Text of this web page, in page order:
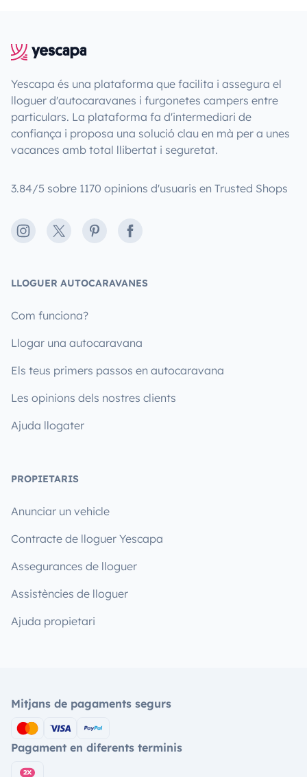
Yescapa és una plataforma que facilita i assegura el
lloguer d'autocaravanes i furgonetes campers entre
particulars. La plataforma fa d'intermediari de
confiança i proposa una solució clau en mà per a unes
vacances amb total llibertat i seguretat.
3.84/5 sobre 1170 opinions d'usuaris en Trusted Shops
Instagram
X PinterestFacebook
LLOGUER AUTOCARAVANES
Com funciona?
Llogar una autocaravana
Els teus primers passos en autocaravana
Les opinions dels nostres clients
Ajuda llogater
PROPIETARIS
Anunciar un vehicle
Contracte de lloguer Yescapa
Assegurances de lloguer
Assistències de lloguer
Ajuda propietari
Mitjans de pagaments segurs
Pagament en diferents terminis